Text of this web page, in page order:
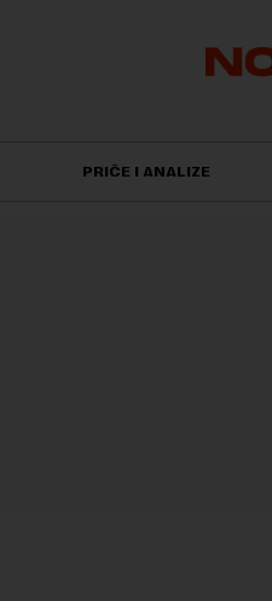
PRIČE I ANALIZE